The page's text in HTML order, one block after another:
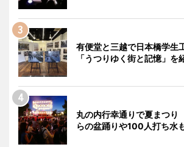
有便堂と三越で日本橋学生
「うつりゆく街と記憶」を
丸の内行幸通りで夏まつ
らの盆踊りや100人打ち水